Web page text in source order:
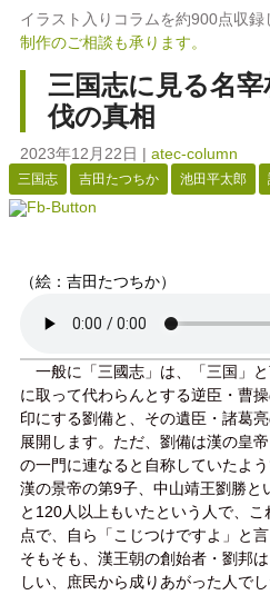
イラスト入りコラムを約900点収録
制作のご相談も承ります。
三国志に見る名
伐の真相
2023年12月22日 | atec-column
三国志 吉田たつちか 池田平太郎
（絵：吉田たつちか）
一般に「三國志」は、「三国」
に取って代わらんとする逆臣・曹
印にする劉備と、その遺臣・諸葛
展開します。ただ、劉備は漢の皇
の一門に連なると自称していたよ
漢の景帝の第9子、中山靖王劉勝と
と120人以上もいたという人で、
点で、自ら「こじつけですよ」と
そもそも、漢王朝の創始者・劉邦
しい、庶民から成りあがった人で